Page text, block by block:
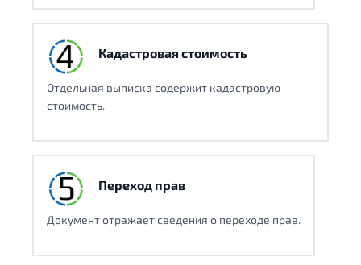
Кадастровая стоимость
Отдельная выписка содержит кадастровую
стоимость.
Переход прав
Документ отражает сведения о переходе прав.